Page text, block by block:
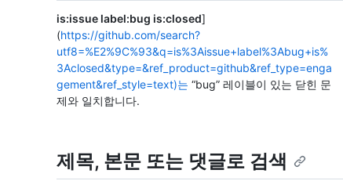
is:issue label:bug is:closed]
(https://github.com/search?
utf8=%E2%9C%93&q=is%3Aissue+label%3Abug+is%
3Aclosed&type=&ref_product=github&ref_type=enga
gement&ref_style=text)는 “bug” 레이블이 있는 닫힌 문
제와 일치합니다.
제목, 본문 또는 댓글로 검색